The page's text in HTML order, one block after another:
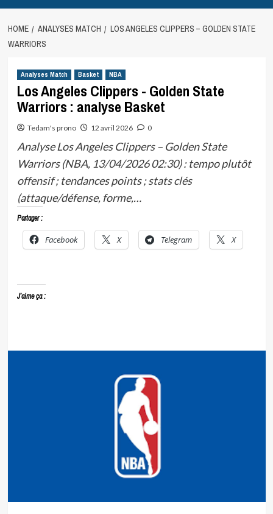
HOME ANALYSES MATCH
LOS ANGELES CLIPPERS – GOLDEN STATE
WARRIORS
Analyses Match Basket NBA
Los Angeles Clippers - Golden State
Warriors : analyse Basket
Tedam's prono 12 avril 2026 0
Analyse Los Angeles Clippers – Golden State
Warriors (NBA, 13/04/2026 02:30) : tempo plutôt
offensif ; tendances points ; stats clés
(attaque/défense, forme,…
Partager :
Facebook X Telegram X
J’aime ça :